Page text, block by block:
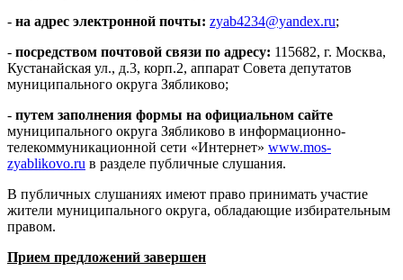
- на адрес электронной почты: zyab4234@yandex.ru;
- посредством почтовой связи по адресу: 115682, г. Москва,
Кустанайская ул., д.3, корп.2, аппарат Совета депутатов
муниципального округа Зябликово;
- путем заполнения формы на официальном сайте
муниципального округа Зябликово в информационно-
телекоммуникационной сети «Интернет» www.mos-
zyablikovo.ru в разделе публичные слушания.
В публичных слушаниях имеют право принимать участие
жители муниципального округа, обладающие избирательным
правом.
Прием предложений завершен